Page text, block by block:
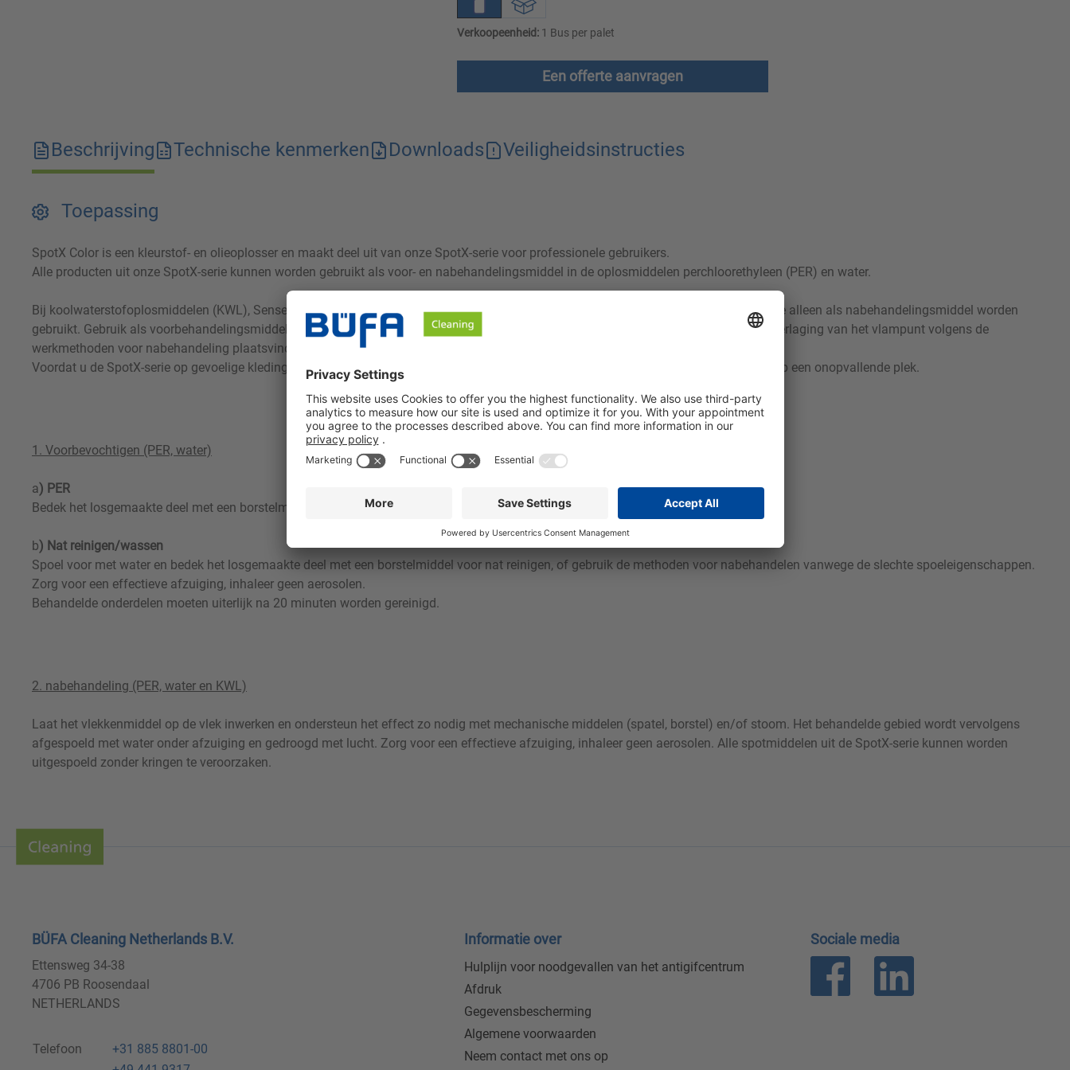
Verkoopeenheid:1 Bus per palet
Een offerte aanvragen
Beschrijving Technische kenmerken Downloads Veiligheidsinstructies
Toepassing
SpotX Color is een kleurstof- en olieoplosser en maakt deel uit van onze SpotX-serie voor professionele gebruikers.
Alle producten uit onze SpotX-serie kunnen worden gebruikt als voor- en nabehandelingsmiddel in de oplosmiddelen perchloorethyleen (PER) en water.
Bij koolwaterstofoplosmiddelen (KWL), Sensene of andere oplosmiddelen volgens 31. BImSchV mogen de producten uit de SpotX-serie alleen als nabehandelingsmiddel worden
gebruikt. Gebruik als voorbehandelingsmiddel bij deze oplosmiddelen moet vanwege onvoldoende uitspoelgedrag of het gevaar van verlaging van het vlampunt volgens de
werkmethoden voor nabehandeling plaatsvinden.
Voordat u de SpotX-serie op gevoelige kleding en op textiel met een lage kleurechtheid gebruikt, raden wij u aan een test uit te voeren op een onopvallende plek.
1. Voorbevochtigen (PER, water)
a) PER
Bedek het losgemaakte deel met een borstelmiddel.
b) Nat reinigen/wassen
Spoel voor met water en bedek het losgemaakte deel met een borstelmiddel voor nat reinigen, of gebruik de methoden voor nabehandelen vanwege de slechte spoeleigenschappen.
Zorg voor een effectieve afzuiging, inhaleer geen aerosolen.
Behandelde onderdelen moeten uiterlijk na 20 minuten worden gereinigd.
2. nabehandeling (PER, water en KWL)
Laat het vlekkenmiddel op de vlek inwerken en ondersteun het effect zo nodig met mechanische middelen (spatel, borstel) en/of stoom. Het behandelde gebied wordt vervolgens
afgespoeld met water onder afzuiging en gedroogd met lucht. Zorg voor een effectieve afzuiging, inhaleer geen aerosolen. Alle spotmiddelen uit de SpotX-serie kunnen worden
uitgespoeld zonder kringen te veroorzaken.
BÜFA Cleaning Netherlands B.V.
Ettensweg 34-38
4706 PB Roosendaal
NETHERLANDS
Telefoon
+31 885 8801-00
Informatie over
Hulplijn voor noodgevallen van het antigifcentrum
Afdruk
Gegevensbescherming
Algemene voorwaarden
Neem contact met ons op
Sociale media